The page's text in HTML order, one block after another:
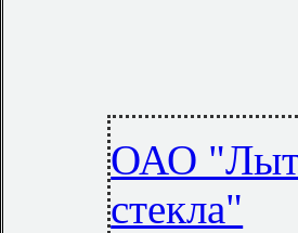
ОАО
стекла"